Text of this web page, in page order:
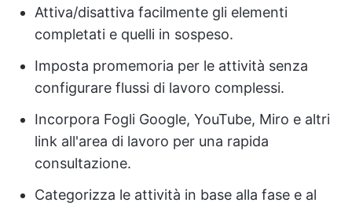
Attiva/disattiva facilmente gli elementi
completati e quelli in sospeso.
Imposta promemoria per le attività senza
configurare flussi di lavoro complessi.
Incorpora Fogli Google, YouTube, Miro e altri
link all'area di lavoro per una rapida
consultazione.
Categorizza le attività in base alla fase e al